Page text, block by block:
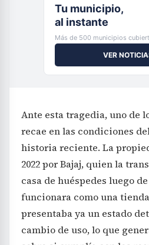
Tu municipio,
al instante
Más de 500 municipios
VER
Ante esta tragedia, uno de
recae en las condiciones
historia reciente. La
2022 por Bajaj, quien la
casa de huéspedes luego
funcionara como una
presentaba ya un estado
cambio de uso, lo que